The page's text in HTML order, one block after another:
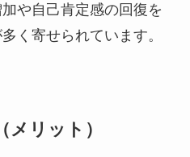
や自己肯定感の回復を
く寄せられています。
リット）